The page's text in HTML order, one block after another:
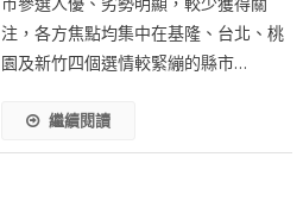
注，各方焦點均集中在基隆、台北、桃
園及新竹四個選情較緊繃的縣市…
繼續閱讀